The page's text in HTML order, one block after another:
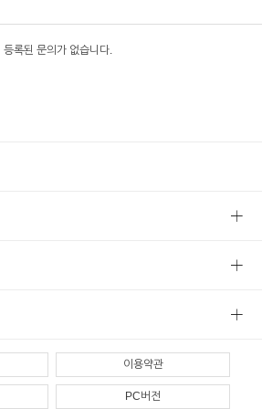
등록된 문의가 없습니다.
이용약관
PC버전